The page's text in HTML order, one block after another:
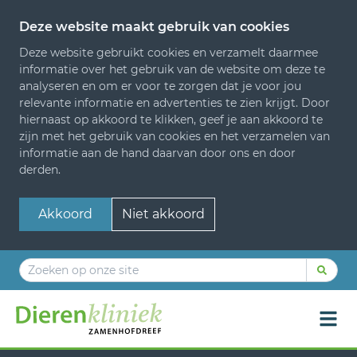
Deze website maakt gebruik van cookies
Deze website gebruikt cookies en verzamelt daarmee
informatie over het gebruik van de website om deze te
analyseren en om er voor te zorgen dat je voor jou
relevante informatie en advertenties te zien krijgt. Door
hiernaast op akkoord te klikken, geef je aan akkoord te
zijn met het gebruik van cookies en het verzamelen van
informatie aan de hand daarvan door ons en door
derden.
Akkoord Niet akkoord